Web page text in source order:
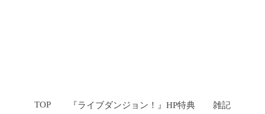
TOP 『ライブダンジョン！』HP特典 雑記